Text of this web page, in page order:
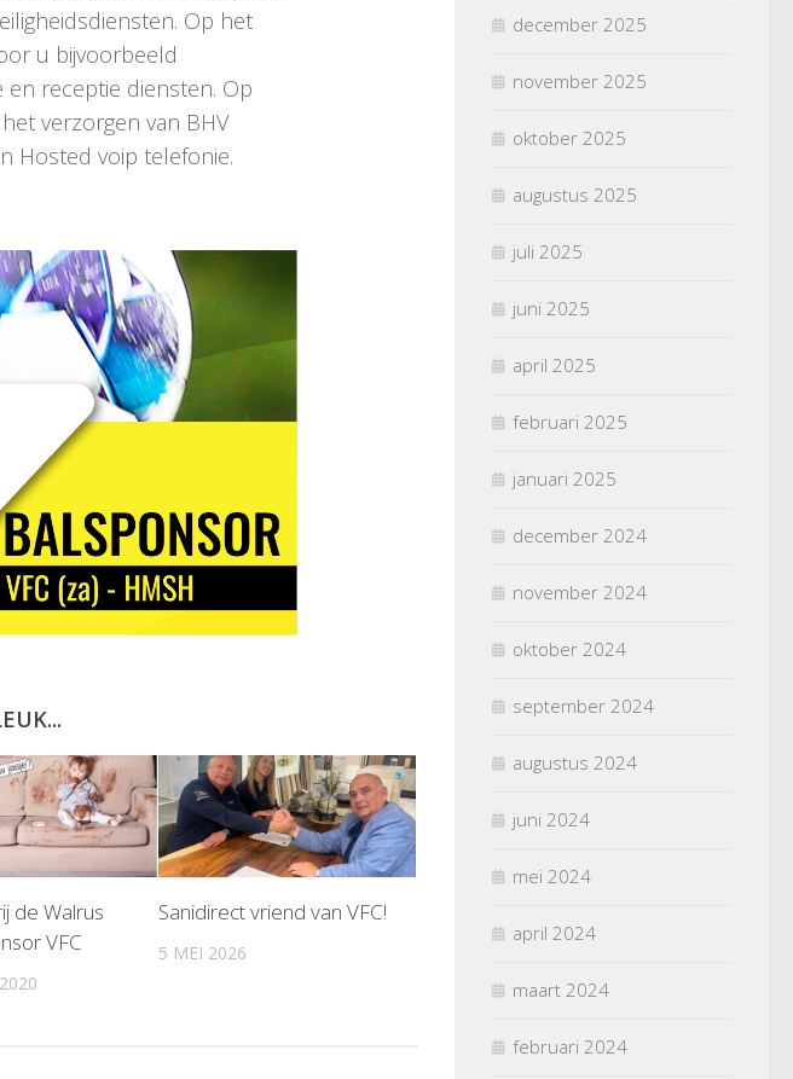
Op het
u bijvoorbeeld
receptie diensten. Op
verzorgen van BHV
Hosted voip telefonie.
de Walrus
VFC
Sanidirect vriend van VFC!
5 MEI 2026
december 2025
november 2025
oktober 2025
augustus 2025
juli 2025
juni 2025
april 2025
februari 2025
januari 2025
december 2024
november 2024
oktober 2024
september 2024
augustus 2024
juni 2024
mei 2024
april 2024
maart 2024
februari 2024